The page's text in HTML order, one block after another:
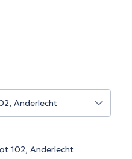
102, Anderlecht